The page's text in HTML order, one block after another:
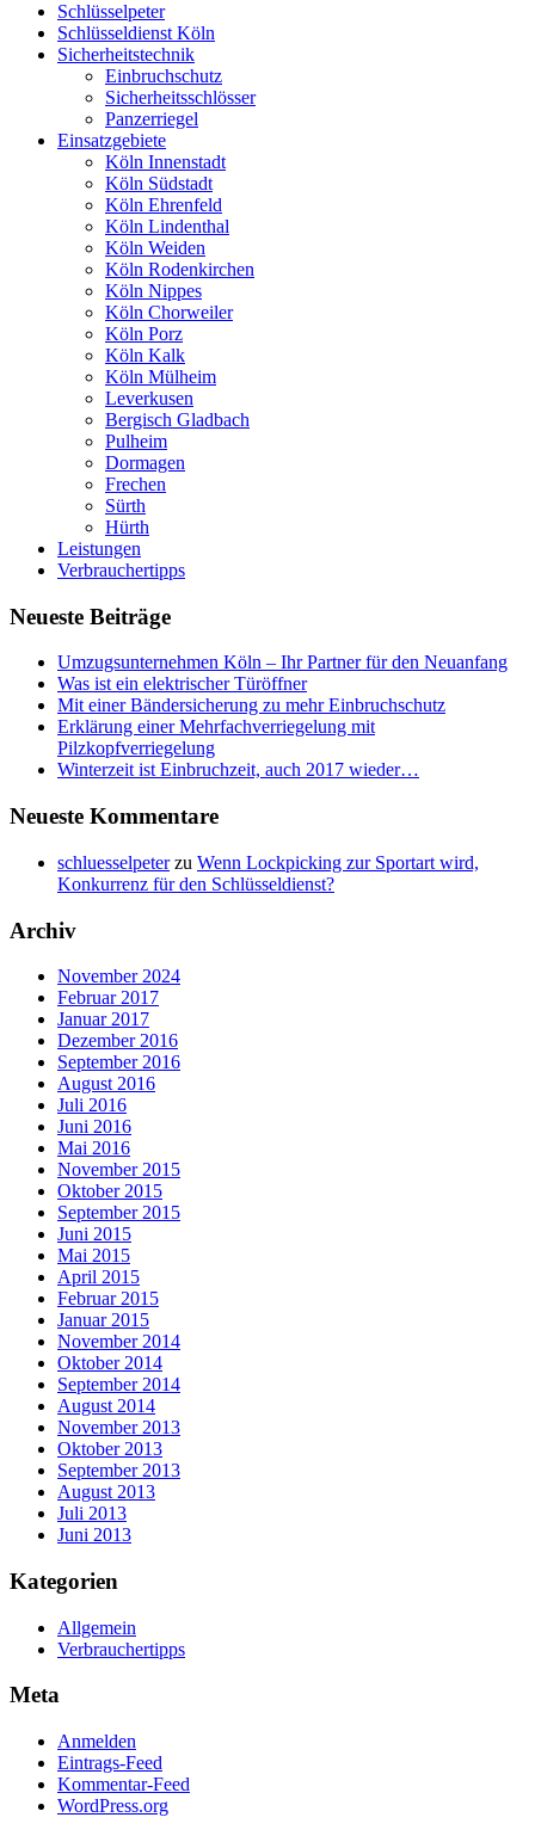
Schlüsselpeter
Schlüsseldienst Köln
Sicherheitstechnik
Einbruchschutz
Sicherheitsschlösser
Panzerriegel
Einsatzgebiete
Köln Innenstadt
Köln Südstadt
Köln Ehrenfeld
Köln Lindenthal
Köln Weiden
Köln Rodenkirchen
Köln Nippes
Köln Chorweiler
Köln Porz
Köln Kalk
Köln Mülheim
Leverkusen
Bergisch Gladbach
Pulheim
Dormagen
Frechen
Sürth
Hürth
Leistungen
Verbrauchertipps
Neueste Beiträge
Umzugsunternehmen Köln – Ihr Partner für den Neuanfang
Was ist ein elektrischer Türöffner
Mit einer Bändersicherung zu mehr Einbruchschutz
Erklärung einer Mehrfachverriegelung mit
Pilzkopfverriegelung
Winterzeit ist Einbruchzeit, auch 2017 wieder…
Neueste Kommentare
schluesselpeterzu Wenn Lockpicking zur Sportart wird,
Konkurrenz für den Schlüsseldienst?
Archiv
November 2024
Februar 2017
Januar 2017
Dezember 2016
September 2016
August 2016
Juli 2016
Juni 2016
Mai 2016
November 2015
Oktober 2015
September 2015
Juni 2015
Mai 2015
April 2015
Februar 2015
Januar 2015
November 2014
Oktober 2014
September 2014
August 2014
November 2013
Oktober 2013
September 2013
August 2013
Juli 2013
Juni 2013
Kategorien
Allgemein
Verbrauchertipps
Meta
Anmelden
Eintrags-Feed
Kommentar-Feed
WordPress.org